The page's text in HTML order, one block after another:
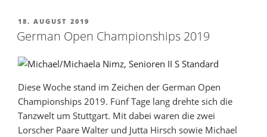
18. AUGUST 2019
German Open Championships 2019
Diese Woche stand im Zeichen der German Open
Championships 2019. Fünf Tage lang drehte sich die
Tanzwelt um Stuttgart. Mit dabei waren die zwei
Lorscher Paare Walter und Jutta Hirsch sowie Michael